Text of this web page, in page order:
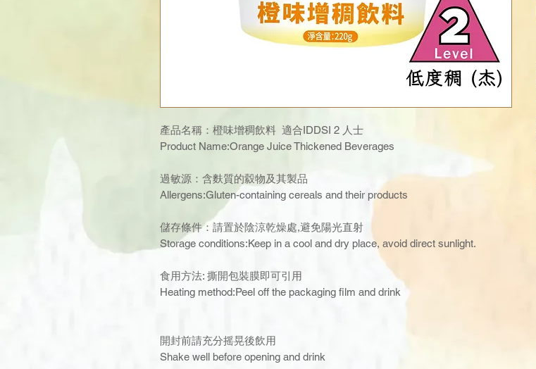
產品名稱：橙味增稠飲料 適合IDDSI 2 人士
Product Name:Orange Juice Thickened Beverages
過敏源：含麩質的縠物及其製品
Allergens:Gluten-containing cereals and their products
儲存條件：請置於陰涼乾燥處,避免陽光直射
Storage conditions:Keep in a cool and dry place, avoid direct sunlight.
食用方法: 撕開包裝膜即可引用
Heating method:Peel off the packaging film and drink
開封前請充分摇晃後飲用
Shake well before opening and drink